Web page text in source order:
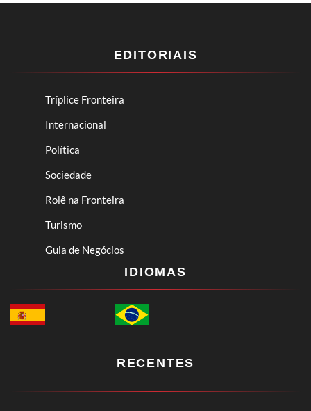
EDITORIAIS
Tríplice Fronteira
Internacional
Política
Sociedade
Rolê na Fronteira
Turismo
Guia de Negócios
IDIOMAS
RECENTES